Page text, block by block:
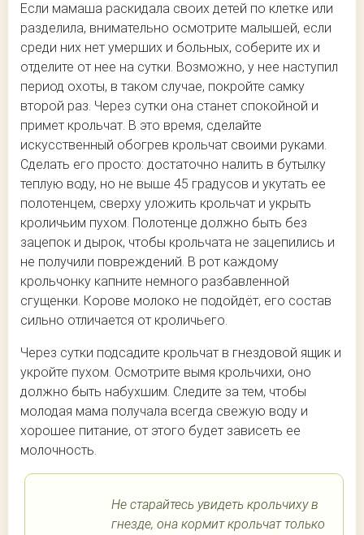
Если мамаша раскидала своих детей по клетке или
разделила, внимательно осмотрите малышей, если
среди них нет умерших и больных, соберите их и
отделите от нее на сутки. Возможно, у нее наступил
период охоты, в таком случае, покройте самку
второй раз. Через сутки она станет спокойной и
примет крольчат. В это время, сделайте
искусственный обогрев крольчат своими руками.
Сделать его просто: достаточно налить в бутылку
теплую воду, но не выше 45 градусов и укутать ее
полотенцем, сверху уложить крольчат и укрыть
кроличьим пухом. Полотенце должно быть без
зацепок и дырок, чтобы крольчата не зацепились и
не получили повреждений. В рот каждому
крольчонку капните немного разбавленной
сгущенки. Корове молоко не подойдёт, его состав
сильно отличается от кроличьего.
Через сутки подсадите крольчат в гнездовой ящик и
укройте пухом. Осмотрите вымя крольчихи, оно
должно быть набухшим. Следите за тем, чтобы
молодая мама получала всегда свежую воду и
хорошее питание, от этого будет зависеть ее
молочность.
Не старайтесь увидеть крольчиху в
гнезде, она кормит крольчат только